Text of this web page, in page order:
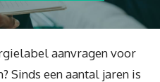
aanvragen voor
Sinds een aantal jaren is